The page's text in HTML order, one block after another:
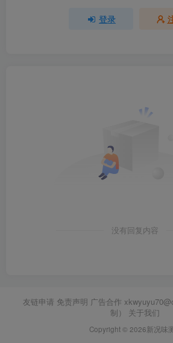
登录
没有回复内容
友链申请 免责声明 广告合作
制） 关于我们
Copyright © 2026新况味